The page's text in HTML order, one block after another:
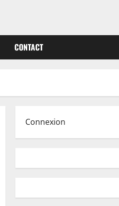
CONTACT
Connexion